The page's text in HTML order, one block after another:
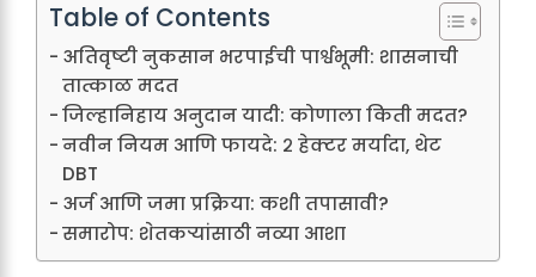
Table of Contents
अतिवृष्टी नुकसान भरपाईची पार्श्वभूमी: शासनाची
तात्काळ मदत
जिल्हानिहाय अनुदान यादी: कोणाला किती मदत?
नवीन नियम आणि फायदे: २ हेक्टर मर्यादा, थेट
DBT
अर्ज आणि जमा प्रक्रिया: कशी तपासावी?
समारोप: शेतकऱ्यांसाठी नव्या आशा